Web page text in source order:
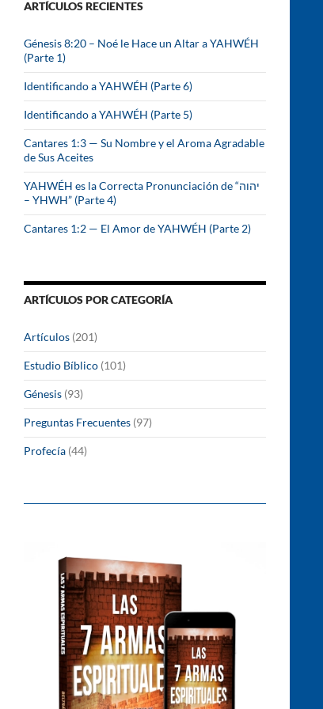
r
ARTÍCULOS RECIENTES
Génesis 8:20 – Noé le Hace un Altar a YAHWÉH
(Parte 1)
Identificando a YAHWÉH (Parte 6)
Identificando a YAHWÉH (Parte 5)
Cantares 1:3 — Su Nombre y el Aroma Agradable
de Sus Aceites
YAHWÉH es la Correcta Pronunciación de “יהוה
– YHWH” (Parte 4)
Cantares 1:2 — El Amor de YAHWÉH (Parte 2)
ARTÍCULOS POR CATEGORÍA
Artículos (201)
Estudio Bíblico (101)
Génesis (93)
Preguntas Frecuentes (97)
Profecía (44)